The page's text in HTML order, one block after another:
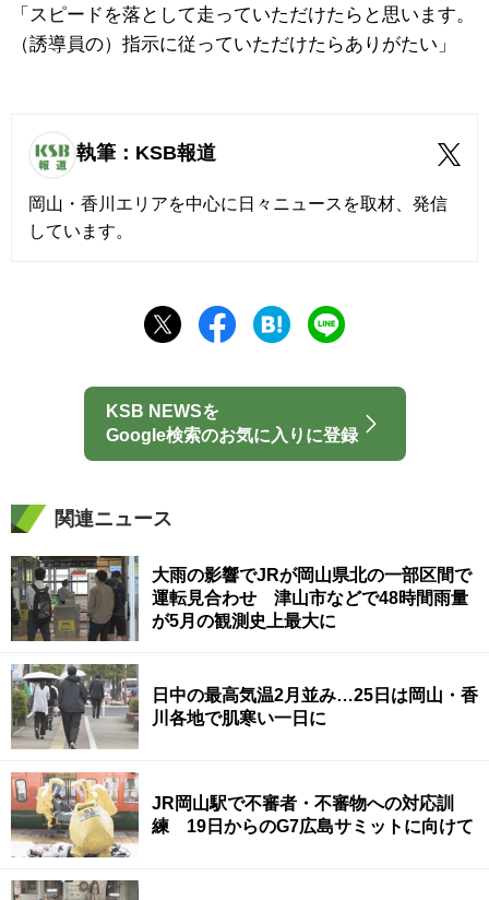
「スピードを落として走っていただけたらと思います。
（誘導員の）指示に従っていただけたらありがたい」
執筆：KSB報道
岡山・香川エリアを中心に日々ニュースを取材、発信
しています。
KSB NEWSを
Google検索のお気に入りに登録
関連ニュース
大雨の影響でJRが岡山県北の一部区間で
運転見合わせ 津山市などで48時間雨量
が5月の観測史上最大に
日中の最高気温2月並み…25日は岡山・香
川各地で肌寒い一日に
JR岡山駅で不審者・不審物への対応訓
練 19日からのG7広島サミットに向けて